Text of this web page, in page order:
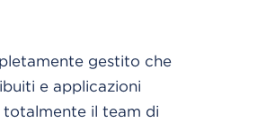
gestito che
e applicazioni
totalmente il team di